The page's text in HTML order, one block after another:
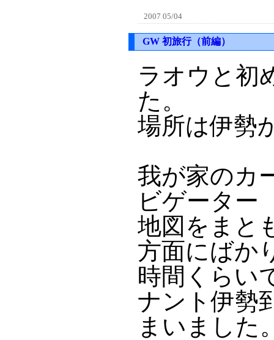
2007 05/04
GW 初旅行（前編）
ラオウと初
た。
場所は伊勢
我が家のカ
ビゲーター
地図をまと
方面にばか
時間くらい
ナント伊勢
まいました